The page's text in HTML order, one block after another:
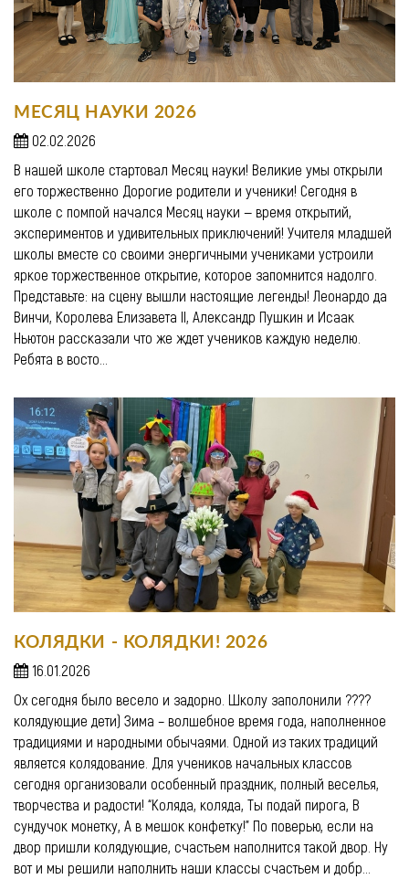
МЕСЯЦ НАУКИ 2026
02.02.2026
В нашей школе стартовал Месяц науки! Великие умы открыли
его торжественно Дорогие родители и ученики! Сегодня в
школе с помпой начался Месяц науки — время открытий,
экспериментов и удивительных приключений! Учителя младшей
школы вместе со своими энергичными учениками устроили
яркое торжественное открытие, которое запомнится надолго.
Представьте: на сцену вышли настоящие легенды! Леонардо да
Винчи, Королева Елизавета II, Александр Пушкин и Исаак
Ньютон рассказали что же ждет учеников каждую неделю.
Ребята в восто...
КОЛЯДКИ - КОЛЯДКИ! 2026
16.01.2026
Ох сегодня было весело и задорно. Школу заполонили ????
колядующие дети) Зима – волшебное время года, наполненное
традициями и народными обычаями. Одной из таких традиций
является колядование. Для учеников начальных классов
сегодня организовали особенный праздник, полный веселья,
творчества и радости! “Коляда, коляда, Ты подай пирога, В
сундучок монетку, А в мешок конфетку!” По поверью, если на
двор пришли колядующие, счастьем наполнится такой двор. Ну
вот и мы решили наполнить наши классы счастьем и добр...